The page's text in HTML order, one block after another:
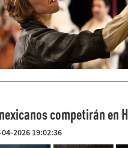
competirán en
04-2026 19:02:36